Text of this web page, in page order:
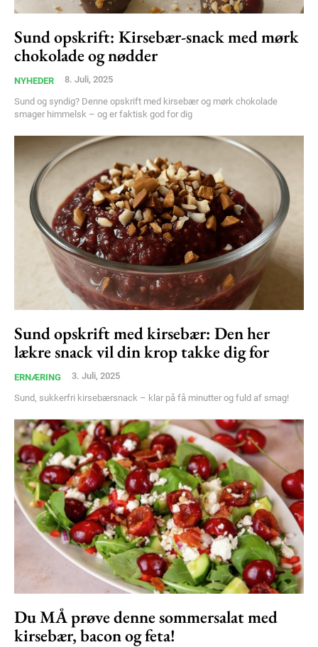
Free limited access
Gratis / forever
Praesent euismod ac
Ut mollis pellentesque tortor
Nullam eu erat condimentum
Donec quis est ac felis
Orci varius natoque dolor
Member full access
100DKK / year
Etiam est nibh, lobortis sit
Praesent euismod ac
Ut mollis pellentesque tortor
Nullam eu erat condimentum
Donec quis est ac felis
Orci varius natoque dolor
Sund opskrift: Kirsebær-snack med mørk
chokolade og nødder
NYHEDER 8. Juli, 2025
Sund og syndig? Denne opskrift med kirsebær og mørk chokolade
smager himmelsk – og er faktisk god for dig
Sund opskrift med kirsebær: Den her
lækre snack vil din krop takke dig for
ERNÆRING 3. Juli, 2025
Sund, sukkerfri kirsebærsnack – klar på få minutter og fuld af smag!
Du MÅ prøve denne sommersalat med
kirsebær, bacon og feta!